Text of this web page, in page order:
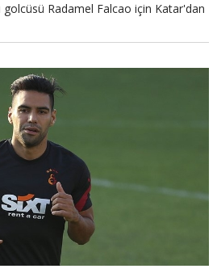
golcüsü Radamel Falcao için Katar'dan